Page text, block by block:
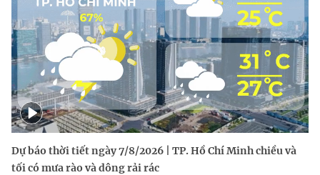
Dự báo thời tiết ngày 7/8/2026 | TP. Hồ Chí Minh chiều và
tối có mưa rào và dông rải rác